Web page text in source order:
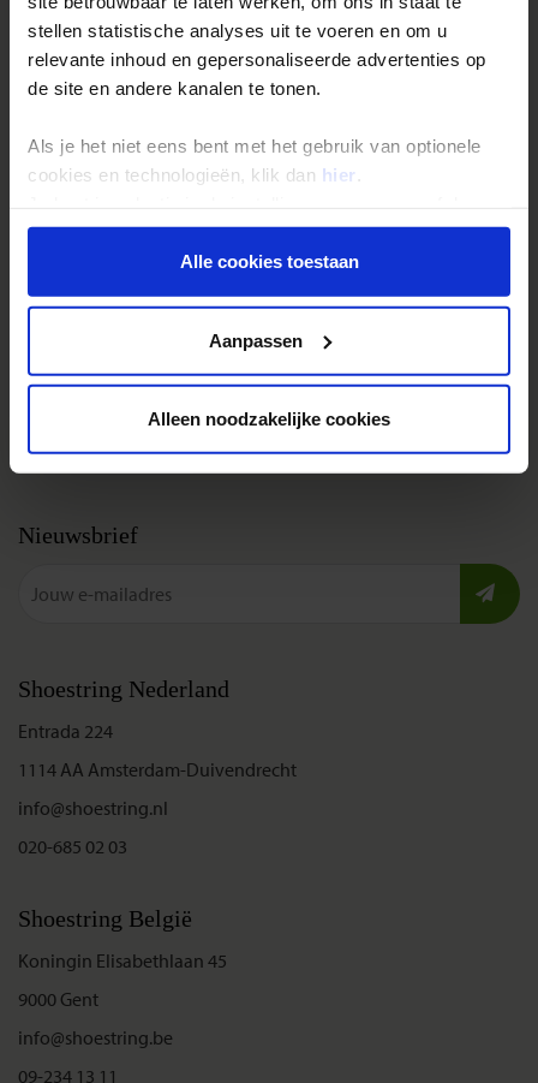
stellen statistische analyses uit te voeren en om u
relevante inhoud en gepersonaliseerde advertenties op
de site en andere kanalen te tonen.
Als je het niet eens bent met het gebruik van optionele
cookies en technologieën, klik dan hier
onder aan de pagina op elk gewenst moment voor de
toekomst wijzigen.Alle cookies toestaan
Aanpassen
Alleen noodzakelijke cookies
Groepsreizen
Single reizen
Gegarandeerde reizen
Nieuwe reizen
Bel, mail of chat met ons
Cookies instellingen
Disclaimer & copyright
Vacatures
Nieuwsbrief
Shoestring Nederland
Entrada 224
1114 AA Amsterdam-Duivendrecht
info@shoestring.nl
020-685 02 03
Shoestring België
Koningin Elisabethlaan 45
9000 Gent
info@shoestring.be
09-234 13 11